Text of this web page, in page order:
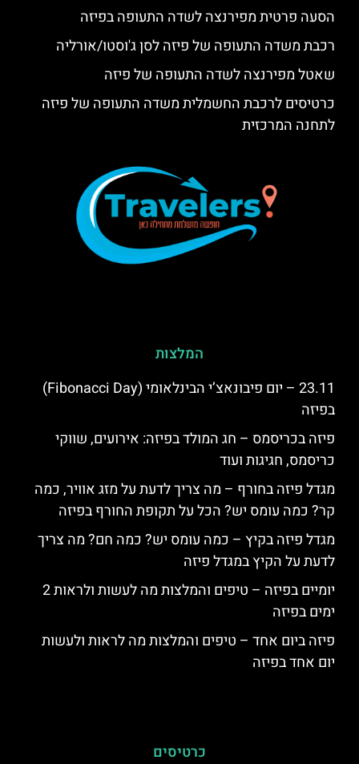
הסעה פרטית מפירנצה לשדה התעופה בפיזה
רכבת משדה התעופה של פיזה לסן ג'וסטו/אורליה
שאטל מפירנצה לשדה התעופה של פיזה
כרטיסים לרכבת החשמלית משדה התעופה של פיזה
לתחנה המרכזית
המלצות
23.11 – יום פיבונאצ’י הבינלאומי (Fibonacci Day)
בפיזה
פיזה בכריסמס – חג המולד בפיזה: אירועים, שווקי
כריסמס, חגיגות ועוד
מגדל פיזה בחורף – מה צריך לדעת על מזג אוויר, כמה
קר? כמה עומס יש? הכל על תקופת החורף בפיזה
מגדל פיזה בקיץ – כמה עומס יש? כמה חם? מה צריך
לדעת על הקיץ במגדל פיזה
יומיים בפיזה – טיפים והמלצות מה לעשות ולראות 2
ימים בפיזה
פיזה ביום אחד – טיפים והמלצות מה לראות ולעשות
יום אחד בפיזה
כרטיסים